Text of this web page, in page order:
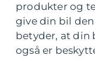
produkter og
give din bil
betyder, at din
også er